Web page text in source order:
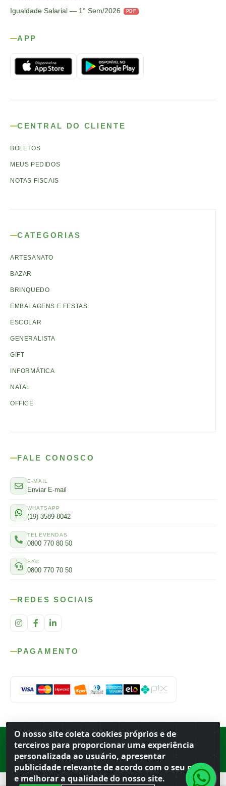
O nosso site coleta cookies próprios e de
terceiros para proporcionar uma experiência
personalizada ao usuário, apresentar
publicidade relevante de acordo com o seu perfil
e melhorar a qualidade do nosso site.
Igualdade Salarial — 1° Sem/2026
PDF
APP
CENTRAL DO CLIENTE
BOLETOS
MEUS PEDIDOS
NOTAS FISCAIS
CATEGORIAS
ARTESANATO
BAZAR
BRINQUEDO
EMBALAGENS E FESTAS
ESCOLAR
GENERALISTA
GIFT
INFORMÁTICA
NATAL
OFFICE
FALE CONOSCO
E-MAIL
Enviar E-mail
WHATSAPP
(19) 3589-8042
TELEVENDAS
0800 770 80 50
SAC
0800 770 70 50
REDES SOCIAIS
PAGAMENTO
Rod. SP-215, s/n, km 98 — Área Rural Porto Ferreira ·BR
· CEP
· CNPJ 56.679.863/0001-91
© 2026 Atacado Ideal